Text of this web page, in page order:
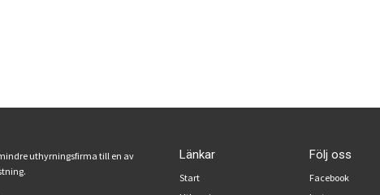
uthyrningsfirma till en av
Länkar
Start
Följ oss
Facebook